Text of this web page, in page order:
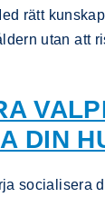
rätt
utan att
DIN
socialisera